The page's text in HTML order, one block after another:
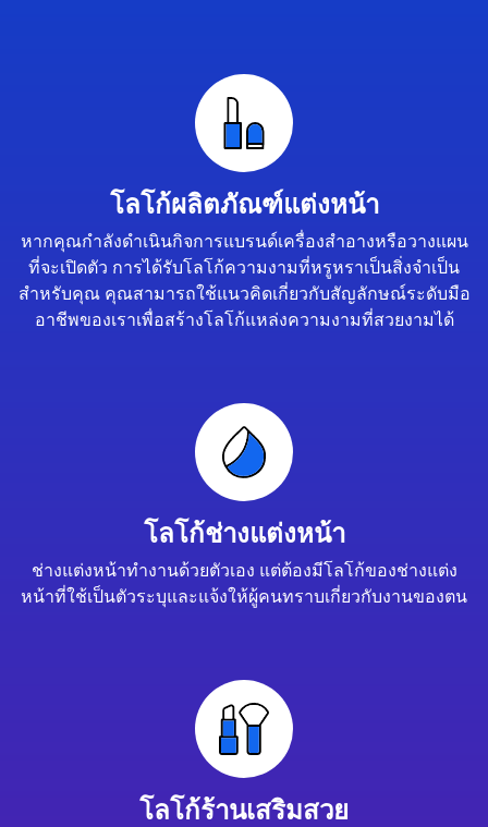
โลโก้ผลิตภัณฑ์แต่งหน้า
หากคุณกำลังดำเนินกิจการแบรนด์เครื่องสำอางหรือวางแผน
ที่จะเปิดตัว การได้รับโลโก้ความงามที่หรูหราเป็นสิ่งจำเป็น
สำหรับคุณ คุณสามารถใช้แนวคิดเกี่ยวกับสัญลักษณ์ระดับมือ
อาชีพของเราเพื่อสร้างโลโก้แหล่งความงามที่สวยงามได้
โลโก้ช่างแต่งหน้า
ช่างแต่งหน้าทำงานด้วยตัวเอง แต่ต้องมีโลโก้ของช่างแต่ง
หน้าที่ใช้เป็นตัวระบุและแจ้งให้ผู้คนทราบเกี่ยวกับงานของตน
โลโก้ร้านเสริมสวย